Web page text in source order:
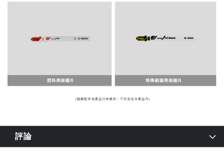
評論